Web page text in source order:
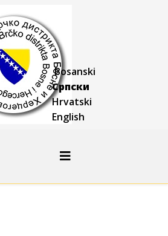
Bosanski
Српски
Hrvatski
English